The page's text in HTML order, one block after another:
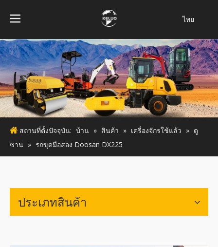
ไทย
Bahasa
indonesia
Türk dili
Italiano
Deutsch
Português
Español
สถานที่ตั้งปัจจุบัน: บ้าน » สินค้า » เครื่องจักรใช้แล้ว » ดู
ซาน » รถขุดมือสอง Doosan DX225
ประเภทสินค้า